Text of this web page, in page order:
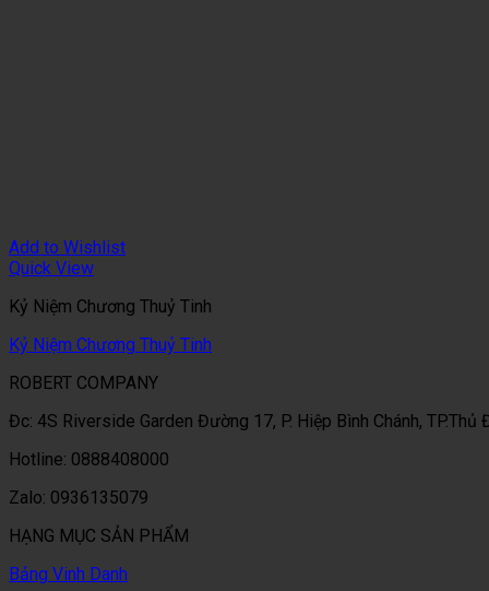
Add to Wishlist
Quick View
Kỷ Niệm Chương Thuỷ Tinh
Kỷ Niệm Chương Thuỷ Tinh
ROBERT COMPANY
Đc: 4S Riverside Garden Đường 17, P. Hiệp Bình Chánh, TP.Thủ
Hotline: 0888408000
Zalo: 0936135079
HẠNG MỤC SẢN PHẨM
Bảng Vinh Danh